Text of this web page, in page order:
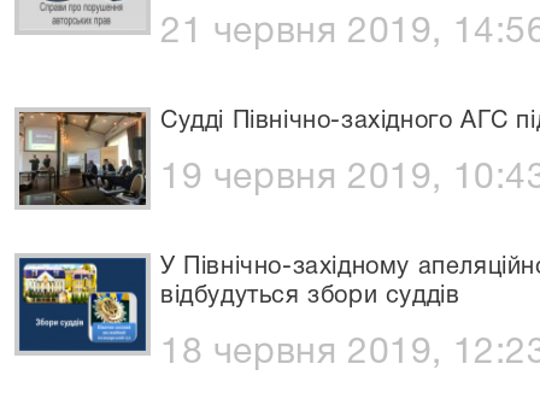
21 червня 2019,
Судді Північно-західного АГС
19 червня 2019,
У Північно-західному
відбудуться збори суддів
18 червня 2019,